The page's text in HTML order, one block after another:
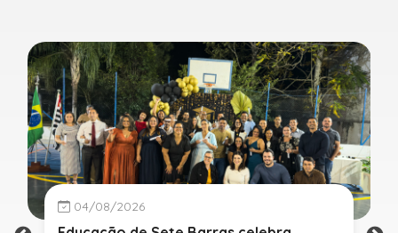
04/08/2026